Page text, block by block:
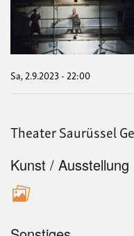
Sa, 2.9.2023 - 22:00
Theater Saurüssel
Kunst / Ausstellung